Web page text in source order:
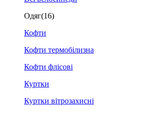
Одяг(16)
Кофти
Кофти термобілизна
Кофти флісові
Куртки
Куртки вітрозахисні